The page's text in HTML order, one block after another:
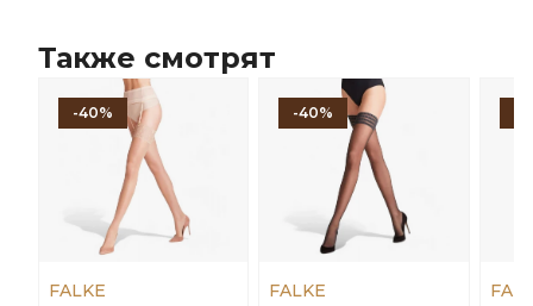
Также смотрят
-40%
FALKE
-40%
FALKE